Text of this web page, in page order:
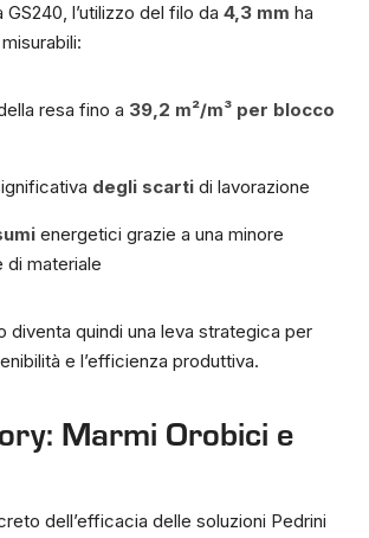
l’utilizzo del filo da 4,3 mm ha
resa fino a 39,2 m²/m³ per blocco
degli scarti di lavorazione
energetici grazie a una minore
di materiale
diventa quindi una leva strategica per
e l’efficienza produttiva.
Marmi Orobici e
dell’efficacia delle soluzioni Pedrini